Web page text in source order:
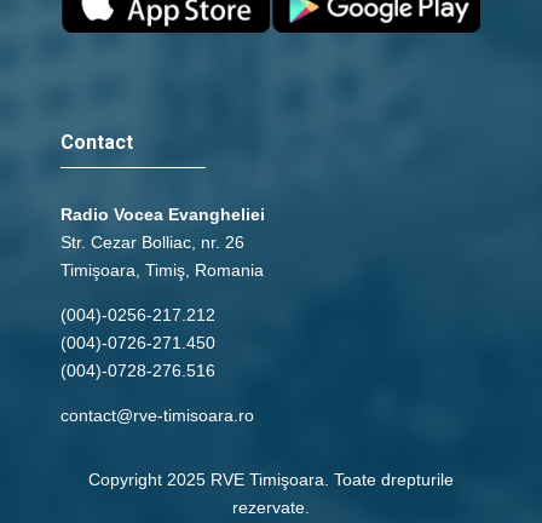
Contact
Radio Vocea Evangheliei
Str. Cezar Bolliac, nr. 26
Timişoara, Timiş, Romania
(004)-0256-217.212
(004)-0726-271.450
(004)-0728-276.516
contact@rve-timisoara.ro
Copyright 2025 RVE Timişoara. Toate drepturile
rezervate.